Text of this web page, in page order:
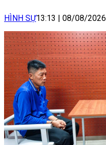
HÌNH SỰ13:13 | 08/08/2026